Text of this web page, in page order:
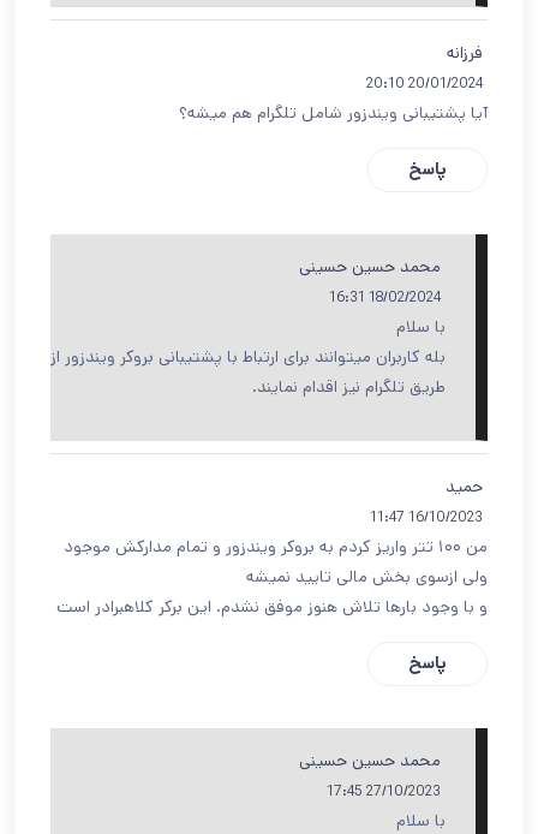
فرزانه
20/01/2024 20:10
آیا پشتیبانی ویندزور شامل تلگرام هم میشه؟
پاسخ
محمد حسین حسینی
18/02/2024 16:31
با سلام
بله کاربران میتوانند برای ارتباط با پشتیبانی بروکر ویندزور از
طریق تلگرام نیز اقدام نمایند.
حمید
16/10/2023 11:47
من ۱۰۰ تتر واریز کردم به بروکر ویندزور و تمام مدارکش موجود
ولی ازسوی بخش مالی تایید نمیشه
و با وجود بارها تلاش هنوز موفق نشدم. این برکر کلاهبرادر است
پاسخ
محمد حسین حسینی
27/10/2023 17:45
با سلام